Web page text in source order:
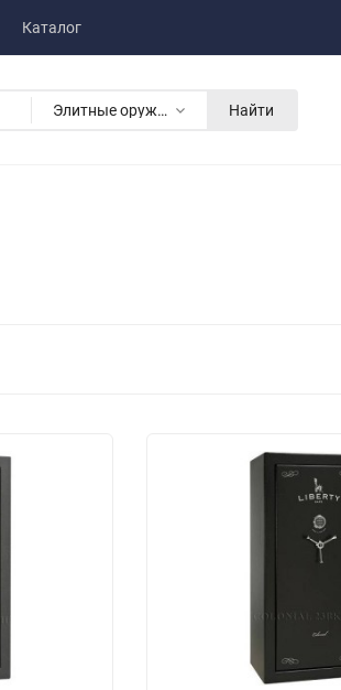
Каталог
Элитные оружейные сейфы в лаке Найти